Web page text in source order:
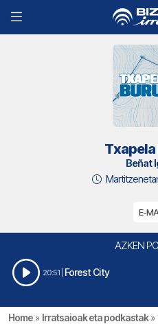
Beñat
E-
AZKEN
20:51 Forest City
Home » Irratsaioak eta podkastak»